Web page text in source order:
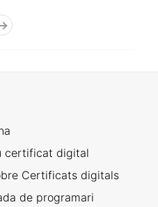
certificat digital
Certificats digitals
de programari